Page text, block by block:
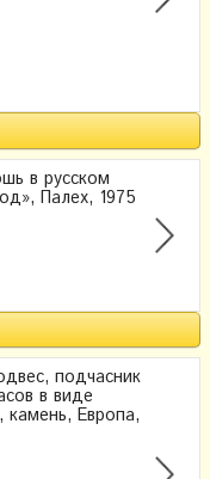
в русском
Палех, 1975
подчасник
в виде
Европа,